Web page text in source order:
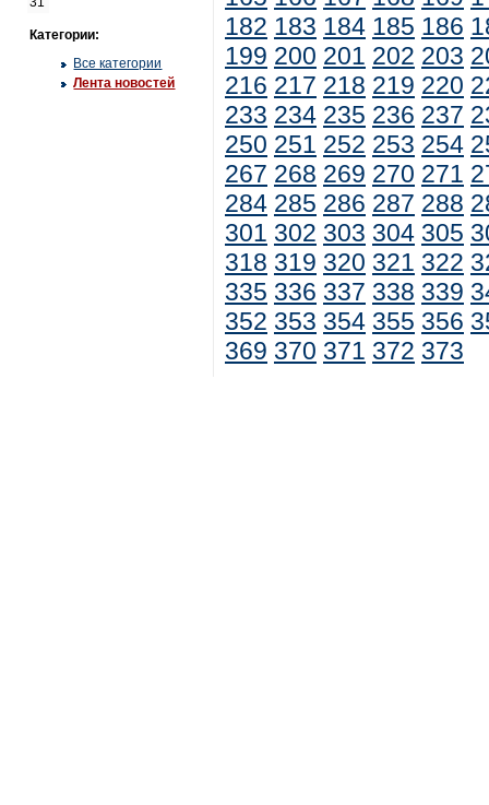
Категории:
Все категории
Лента новостей
182 183 184 185 186
199 200 201 202 203
216 217 218 219 220
233 234 235 236 237
250 251 252 253 254
267 268 269 270 271
284 285 286 287 288
301 302 303 304 305
318 319 320 321 322
335 336 337 338 339
352 353 354 355 356
369 370 371 372 373